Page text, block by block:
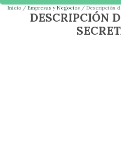
Inicio Empresas y Negocios Descripción
DESCRIPCIÓN